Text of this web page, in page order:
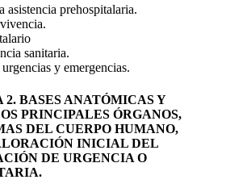
asistencia prehospitalaria.
sanitaria.
y emergencias.
BASES ANATÓMICAS Y
PRINCIPALES ÓRGANOS,
DEL CUERPO HUMANO,
INICIAL DEL
DE URGENCIA O